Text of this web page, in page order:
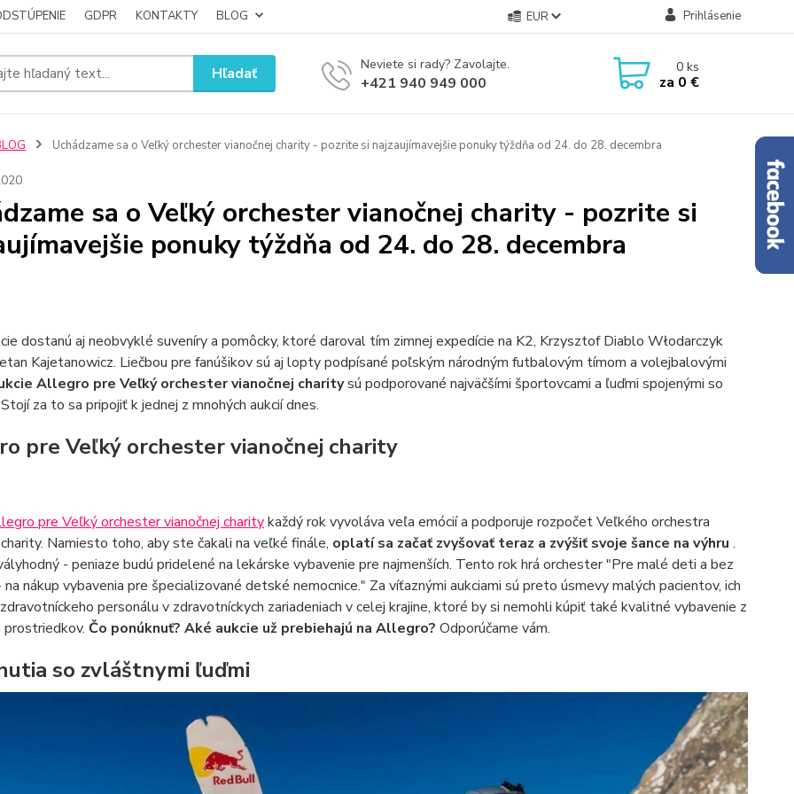
GDPR KONTAKTY BLOG EUR Prihlásenie
Hľadať Neviete si rady? Zavolajte.
+421 940 949 000
0ks
za 0 €
Uchádzame sa o Veľký orchester vianočnej charity - pozrite si najzaujímavejšie ponuky týždňa od 24. do 28. decembra
sa o Veľký orchester vianočnej charity - pozrite si
ponuky týždňa od 24. do 28. decembra
dostanú aj neobvyklé suveníry a pomôcky, ktoré daroval tím zimnej expedície na K2, Krzysztof Diablo Włodarczyk
Kajetanowicz. Liečbou pre fanúšikov sú aj lopty podpísané poľským národným futbalovým tímom a volejbalovými
Allegro pre Veľký orchester vianočnej charitysú podporované najväčšími športovcami a ľuďmi spojenými so
za to sa pripojiť k jednej z mnohých aukcií dnes.
pre Veľký orchester vianočnej charity
pre Veľký orchester vianočnej charitykaždý rok vyvoláva veľa emócií a podporuje rozpočet Veľkého orchestra
Namiesto toho, aby ste čakali na veľké finále, oplatí sa začať zvyšovať teraz a zvýšiť svoje šance na výhru .
- peniaze budú pridelené na lekárske vybavenie pre najmenších. Tento rok hrá orchester "Pre malé deti a bez
na nákup vybavenia pre špecializované detské nemocnice." Za víťaznými aukciami sú preto úsmevy malých pacientov, ich
personálu v zdravotníckych zariadeniach v celej krajine, ktoré by si nemohli kúpiť také kvalitné vybavenie z
Čo ponúknuť? Aké aukcie už prebiehajú na Allegro? Odporúčame vám.
so zvláštnymi ľuďmi